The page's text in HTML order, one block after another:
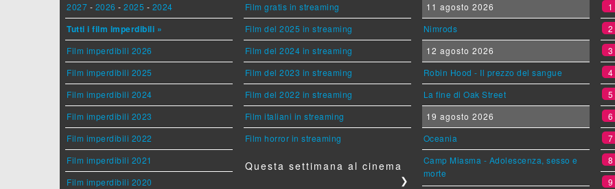
2027 - 2026 - 2025 - 2024
Tutti i film imperdibili »
Film imperdibili 2026
Film imperdibili 2025
Film imperdibili 2024
Film imperdibili 2023
Film imperdibili 2022
Film imperdibili 2021
Film imperdibili 2020
Film gratis in streaming
Film del 2025 in streaming
Film del 2024 in streaming
Film del 2023 in streaming
Film del 2022 in streaming
Film italiani in streaming
Film horror in streaming
Questa settimana al cinema
❯
11 agosto 2026
Nimrods
12 agosto 2026
Robin Hood - Il prezzo del sangue
La fine di Oak Street
19 agosto 2026
Oceania
Camp Miasma - Adolescenza, sesso e
morte